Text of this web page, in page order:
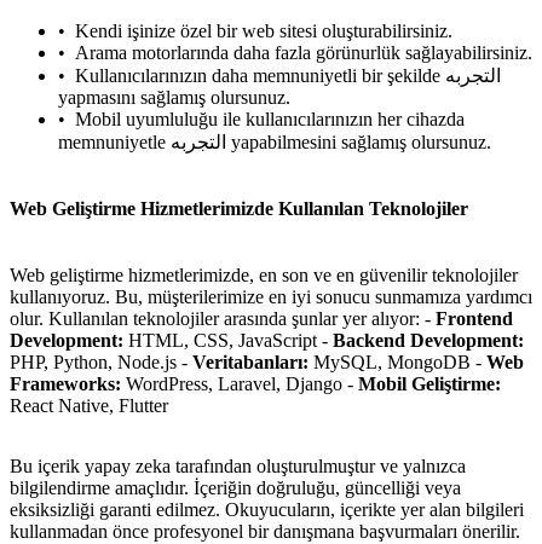
Kendi işinize özel bir web sitesi oluşturabilirsiniz.
Arama motorlarında daha fazla görünurlük sağlayabilirsiniz.
Kullanıcılarınızın daha memnuniyetli bir şekilde التجربه
yapmasını sağlamış olursunuz.
Mobil uyumluluğu ile kullanıcılarınızın her cihazda
memnuniyetle التجربه yapabilmesini sağlamış olursunuz.
Web Geliştirme Hizmetlerimizde Kullanılan Teknolojiler
Web geliştirme hizmetlerimizde, en son ve en güvenilir teknolojiler
kullanıyoruz. Bu, müşterilerimize en iyi sonucu sunmamıza yardımcı
olur. Kullanılan teknolojiler arasında şunlar yer alıyor: - Frontend
Development: HTML, CSS, JavaScript - Backend Development:
PHP, Python, Node.js - Veritabanları: MySQL, MongoDB - Web
Frameworks: WordPress, Laravel, Django - Mobil Geliştirme:
React Native, Flutter
Bu içerik yapay zeka tarafından oluşturulmuştur ve yalnızca
bilgilendirme amaçlıdır. İçeriğin doğruluğu, güncelliği veya
eksiksizliği garanti edilmez. Okuyucuların, içerikte yer alan bilgileri
kullanmadan önce profesyonel bir danışmana başvurmaları önerilir.